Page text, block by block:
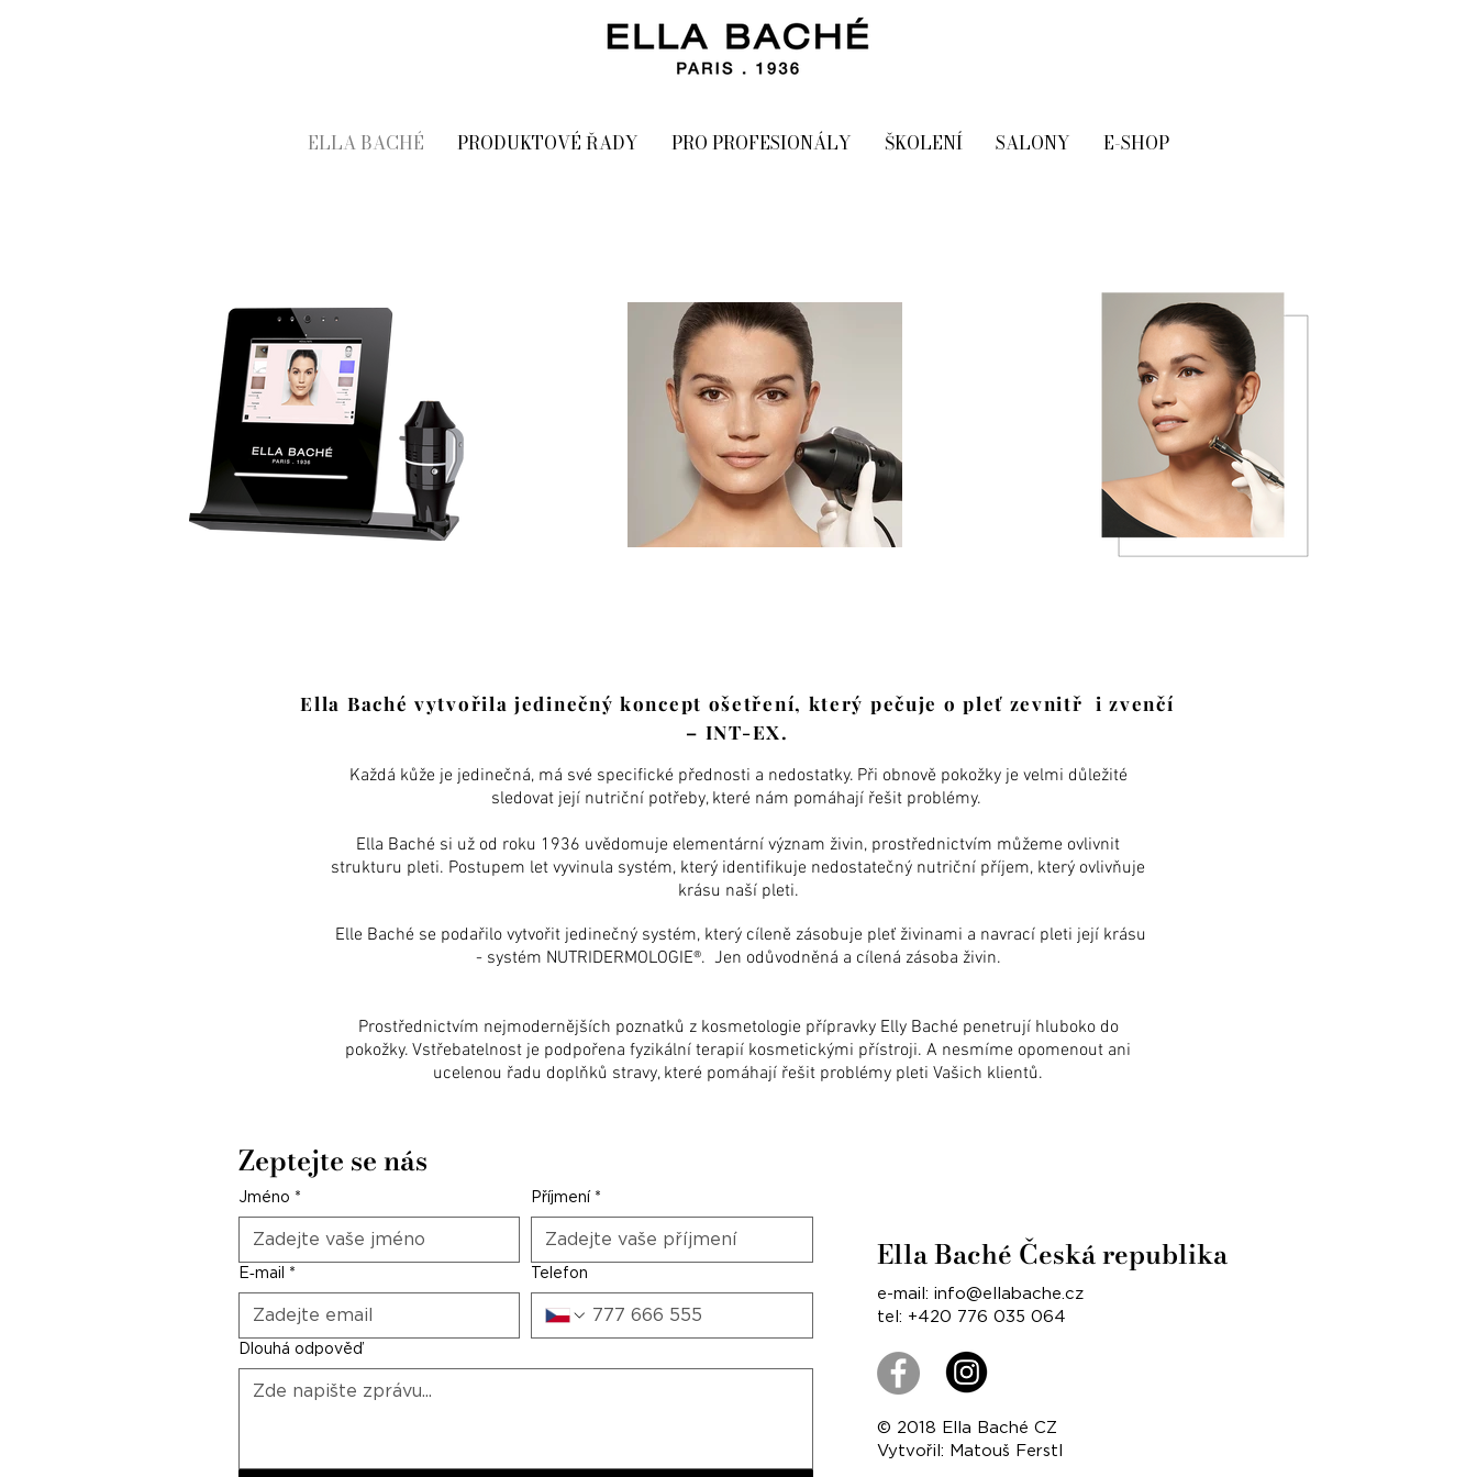
ELLA BACHÉ PRODUKTOVÉ ŘADY PRO PROFESIONÁLY ŠKOLENÍ SALONY E-SHOP
Ella Baché vytvořila jedinečný koncept ošetření, který pečuje o pleť zevnitř i zvenčí
– INT-EX.
Každá kůže je jedinečná, má své specifické přednosti a nedostatky. Při obnově pokožky je velmi důležité
sledovat její nutriční potřeby, které nám pomáhají řešit problémy. ​
Ella Baché si už od roku 1936 uvědomuje elementární význam živin, prostřednictvím můžeme ovlivnit
strukturu pleti. Postupem let vyvinula systém, který identifikuje nedostatečný nutriční příjem, který ovlivňuje
krásu naší pleti.
Elle Baché se podařilo vytvořit jedinečný systém, který cíleně zásobuje pleť živinami a navrací pleti její krásu
- systém NUTRIDERMOLOGIE®. Jen odůvodněná a cílená zásoba živin.
Prostřednictvím nejmodernějších poznatků z kosmetologie přípravky Elly Baché penetrují hluboko do
pokožky. Vstřebatelnost je podpořena fyzikální terapií kosmetickými přístroji. A nesmíme opomenout ani
ucelenou řadu doplňků stravy, které pomáhají řešit problémy pleti Vašich klientů.
Zeptejte se nás
Jméno * Příjmení *
E‑mail * Telefon
Dlouhá odpověď
Ella Baché Česká republika
e-mail: info@ellabache.cz
tel: +420 776 035 064
© 2018 Ella Baché CZ
Vytvořil: Matouš Ferstl